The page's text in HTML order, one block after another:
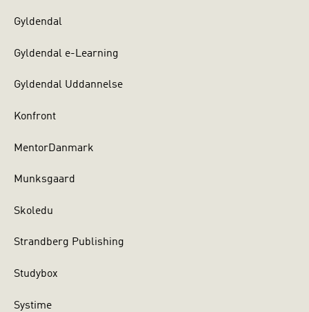
Gyldendal
Gyldendal e-Learning
Gyldendal Uddannelse
Konfront
MentorDanmark
Munksgaard
Skoledu
Strandberg Publishing
Studybox
Systime